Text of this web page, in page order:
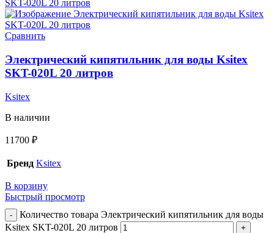
Сравнить
Электрический кипятильник для воды Ksitex
SKT-020L 20 литров
Ksitex
В наличии
11700 ₽
Бренд Ksitex
В корзину
Быстрый просмотр
Количество товара Электрический кипятильник для воды
Ksitex SKT-020L 20 литров